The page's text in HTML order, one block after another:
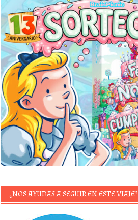
¿NOS AYUDAS A SEGUIR EN ESTE VIAJE?